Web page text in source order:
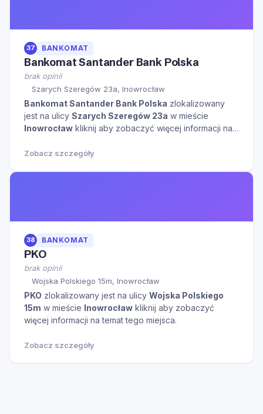
37 BANKOMAT
Bankomat Santander Bank Polska
brak opinii
Szarych Szeregów 23a, Inowrocław
Bankomat Santander Bank Polska zlokalizowany
jest na ulicy Szarych Szeregów 23a w mieście
Inowrocław kliknij aby zobaczyć więcej informacji na
Zobacz szczegóły
38 BANKOMAT
PKO
brak opinii
Wojska Polskiego 15m, Inowrocław
PKO zlokalizowany jest na ulicy Wojska Polskiego
15m w mieście Inowrocław kliknij aby zobaczyć
więcej informacji na temat tego miejsca.
Zobacz szczegóły